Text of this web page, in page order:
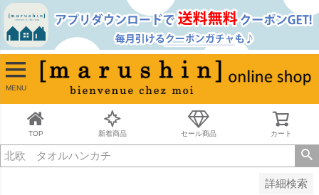
MENU
TOP 新着商品 セール商品 カート
詳細検索
並び順
新着順
古い順
価格が安い順
価格が高い順
キーワードヒット順